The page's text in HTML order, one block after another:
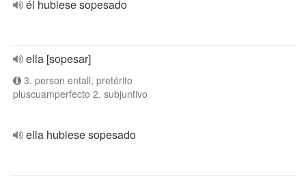
él hubiese sopesado
ella [sopesar]
3. person entall, pretérito
pluscuamperfecto 2, subjuntivo
ella hubiese sopesado